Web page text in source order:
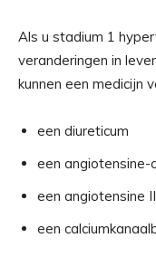
Als u stadium 1
veranderingen in
kunnen een medicijn
een diureticum
een angiotensine-
een angiotensine
een